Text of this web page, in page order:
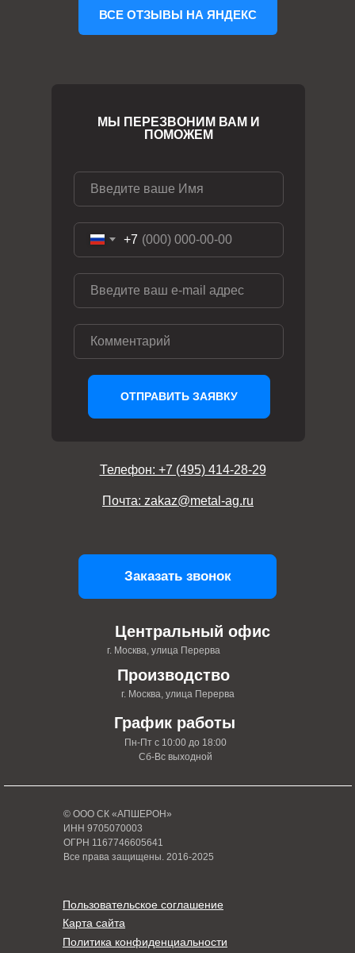
ВСЕ ОТЗЫВЫ НА ЯНДЕКС
© ООО СК «АПШЕРОН»
ИНН 9705070003
ОГРН 1167746605641
Все права защищены. 2016-2025
Политика конфиденциальности
Карта сайта
Пользовательское соглашение
+7
ОТПРАВИТЬ ЗАЯВКУ
МЫ ПЕРЕЗВОНИМ ВАМ И
ПОМОЖЕМ
Центральный офис
г. Москва, улица Перерва
График работы
Пн-Пт с 10:00 до 18:00
Сб-Вс выходной
Производство
г. Москва, улица Перерва
Телефон: +7 (495) 414-28-29
Почта: zakaz@metal-ag.ru
Заказать звонок